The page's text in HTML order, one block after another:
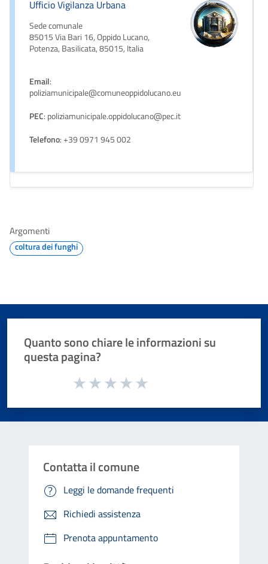
Ufficio Vigilanza Urbana
Sede comunale
85015 Via Bari 16, Oppido Lucano,
Potenza, Basilicata, 85015, Italia
Email:
poliziamunicipale@comuneoppidolucano.eu
PEC: poliziamunicipale.oppidolucano@pec.it
Telefono: +39 0971 945 002
Argomenti
coltura dei funghi
Quanto sono chiare le informazioni su
questa pagina?
Valuta da 1 a 5 stelle la pagina
Contatta il comune
Leggi le domande frequenti
Richiedi assistenza
Prenota appuntamento